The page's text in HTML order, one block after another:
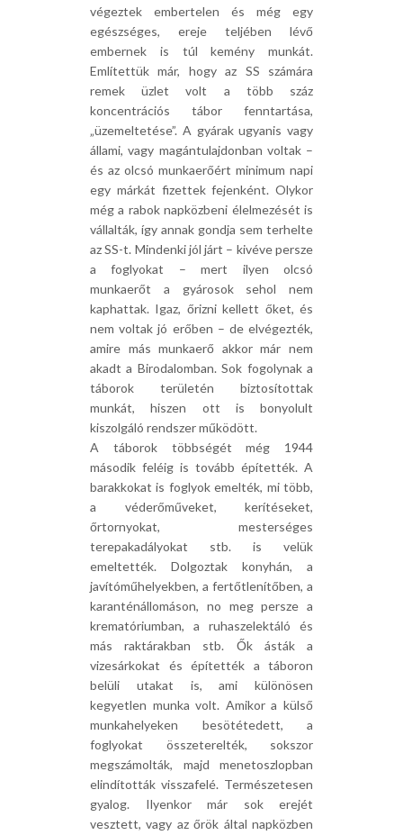
végeztek embertelen és még egy
egészséges, ereje teljében lévő
embernek is túl kemény munkát.
Említettük már, hogy az SS számára
remek üzlet volt a több száz
koncentrációs tábor fenntartása,
„üzemeltetése”. A gyárak ugyanis vagy
állami, vagy magántulajdonban voltak –
és az olcsó munkaerőért minimum napi
egy márkát fizettek fejenként. Olykor
még a rabok napközbeni élelmezését is
vállalták, így annak gondja sem terhelte
az SS-t. Mindenki jól járt – kivéve persze
a foglyokat – mert ilyen olcsó
munkaerőt a gyárosok sehol nem
kaphattak. Igaz, őrizni kellett őket, és
nem voltak jó erőben – de elvégezték,
amire más munkaerő akkor már nem
akadt a Birodalomban. Sok fogolynak a
táborok területén biztosítottak
munkát, hiszen ott is bonyolult
kiszolgáló rendszer működött.
A táborok többségét még 1944
második feléig is tovább építették. A
barakkokat is foglyok emelték, mi több,
a véderőműveket, kerítéseket,
őrtornyokat, mesterséges
terepakadályokat stb. is velük
emeltették. Dolgoztak konyhán, a
javítóműhelyekben, a fertőtlenítőben, a
karanténállomáson, no meg persze a
krematóriumban, a ruhaszelektáló és
más raktárakban stb. Ők ásták a
vizesárkokat és építették a táboron
belüli utakat is, ami különösen
kegyetlen munka volt. Amikor a külső
munkahelyeken besötétedett, a
foglyokat összeterelték, sokszor
megszámolták, majd menetoszlopban
elindították visszafelé. Természetesen
gyalog. Ilyenkor már sok erejét
vesztett, vagy az őrök által napközben